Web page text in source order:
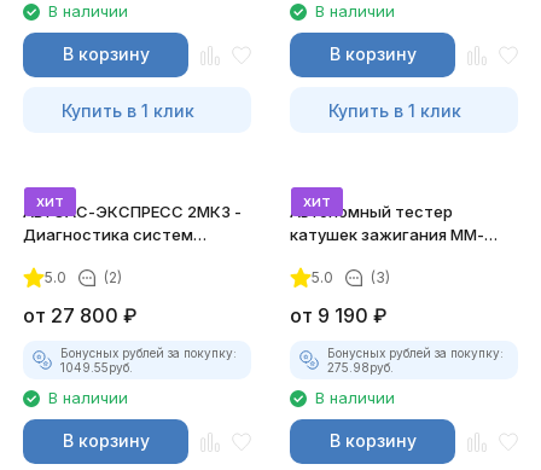
В наличии
В корзину
Купить в 1 клик
В наличии
В корзину
Купить в 1 клик
хит
АВТОАС-ЭКСПРЕСС 2МК3 -
Диагностика систем
5.0 (2)
от 27 800 ₽
Бонусных рублей за покупку:
1049.55руб.
В наличии
В корзину
хит
Автономный тестер
катушек зажигания ММ-
комплект)
5.0 (3)
от 9 190 ₽
Бонусных рублей за покупку:
275.98руб.
В наличии
В корзину